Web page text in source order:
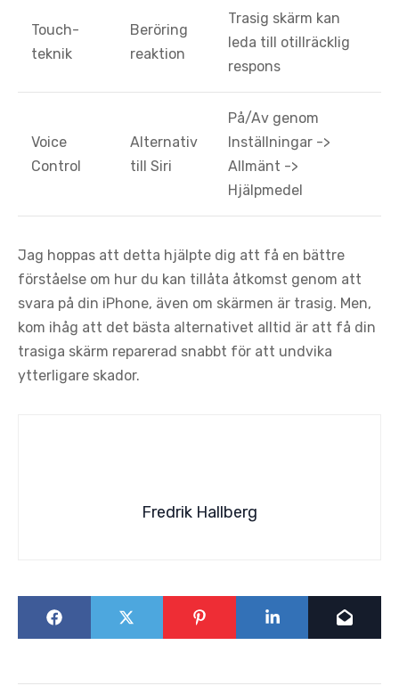
Touch-
teknik
Beröring
reaktion
Trasig skärm kan
leda till otillräcklig
respons
Voice
Control
Alternativ
till Siri
På/Av genom
Inställningar ->
Allmänt ->
Hjälpmedel
Jag hoppas att detta hjälpte dig att få en bättre
förståelse om hur du kan tillåta åtkomst genom att
svara på din iPhone, även om skärmen är trasig. Men,
kom ihåg att det bästa alternativet alltid är att få din
trasiga skärm reparerad snabbt för att undvika
ytterligare skador.
Fredrik Hallberg